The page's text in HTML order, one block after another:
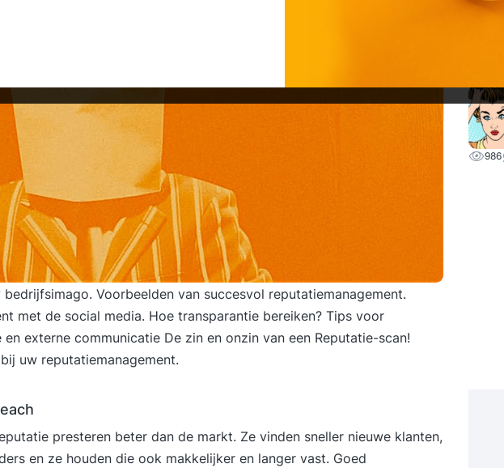
Voorbeelden van succesvol reputatiemanagement.
met de social media. Hoe transparantie bereiken? Tips voor
externe communicatie De zin en onzin van een Reputatie-scan!
uw reputatiemanagement.
presteren beter dan de markt. Ze vinden sneller nieuwe klanten,
en ze houden die ook makkelijker en langer vast. Goed
986